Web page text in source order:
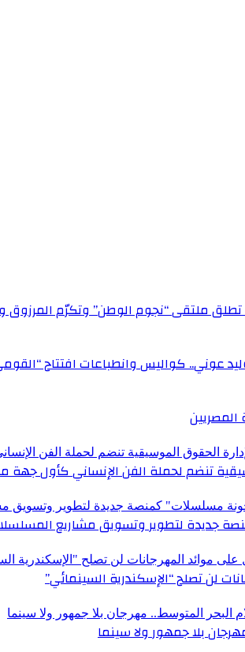
تطلق ملتقى “نجوم الوطن” وتكرّم
عوني.. كواليس وانطباعات افتتاح “القومي
تنضم لحملة الفن الإنساني كأول
جديدة لتطوير وتسويق مشاريع
لن تصلح “الإسكندرية السينمائي”
بلا جمهور ولا سينما